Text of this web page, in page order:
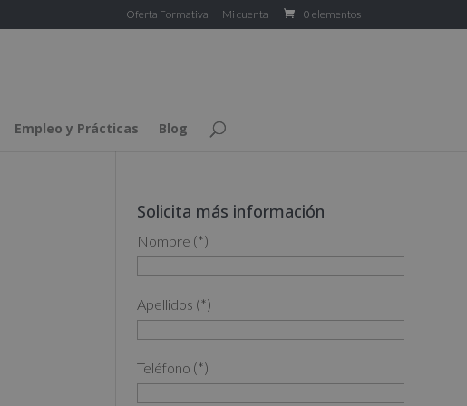
Oferta Formativa Mi cuenta 0 elementos
Empleo y Prácticas Blog
Solicita más información
Nombre (*)
Apellidos (*)
Teléfono (*)